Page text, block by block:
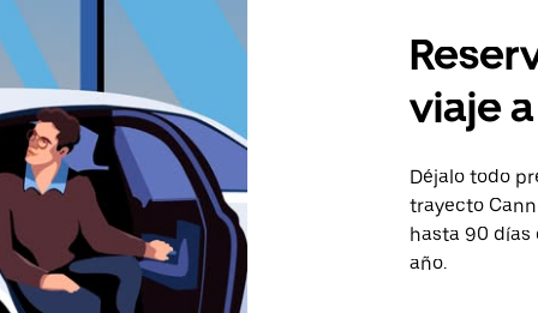
viaje
Déjalo todo
trayecto
hasta 90
año.